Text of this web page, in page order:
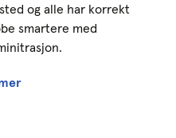
og alle har korrekt
smartere med